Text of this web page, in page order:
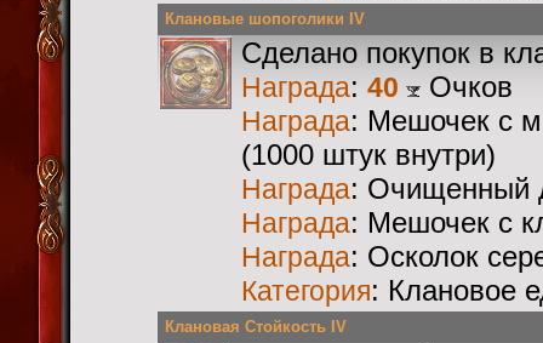
Клановые шопоголики IV
Сделано покупок в
Награда: 40 Очков
Награда: Мешочек с
(1000 штук внутри)
Награда: Очищенный
Награда: Мешочек с
Награда: Осколок
Категория: Клановое
Клановая Стойкость IV